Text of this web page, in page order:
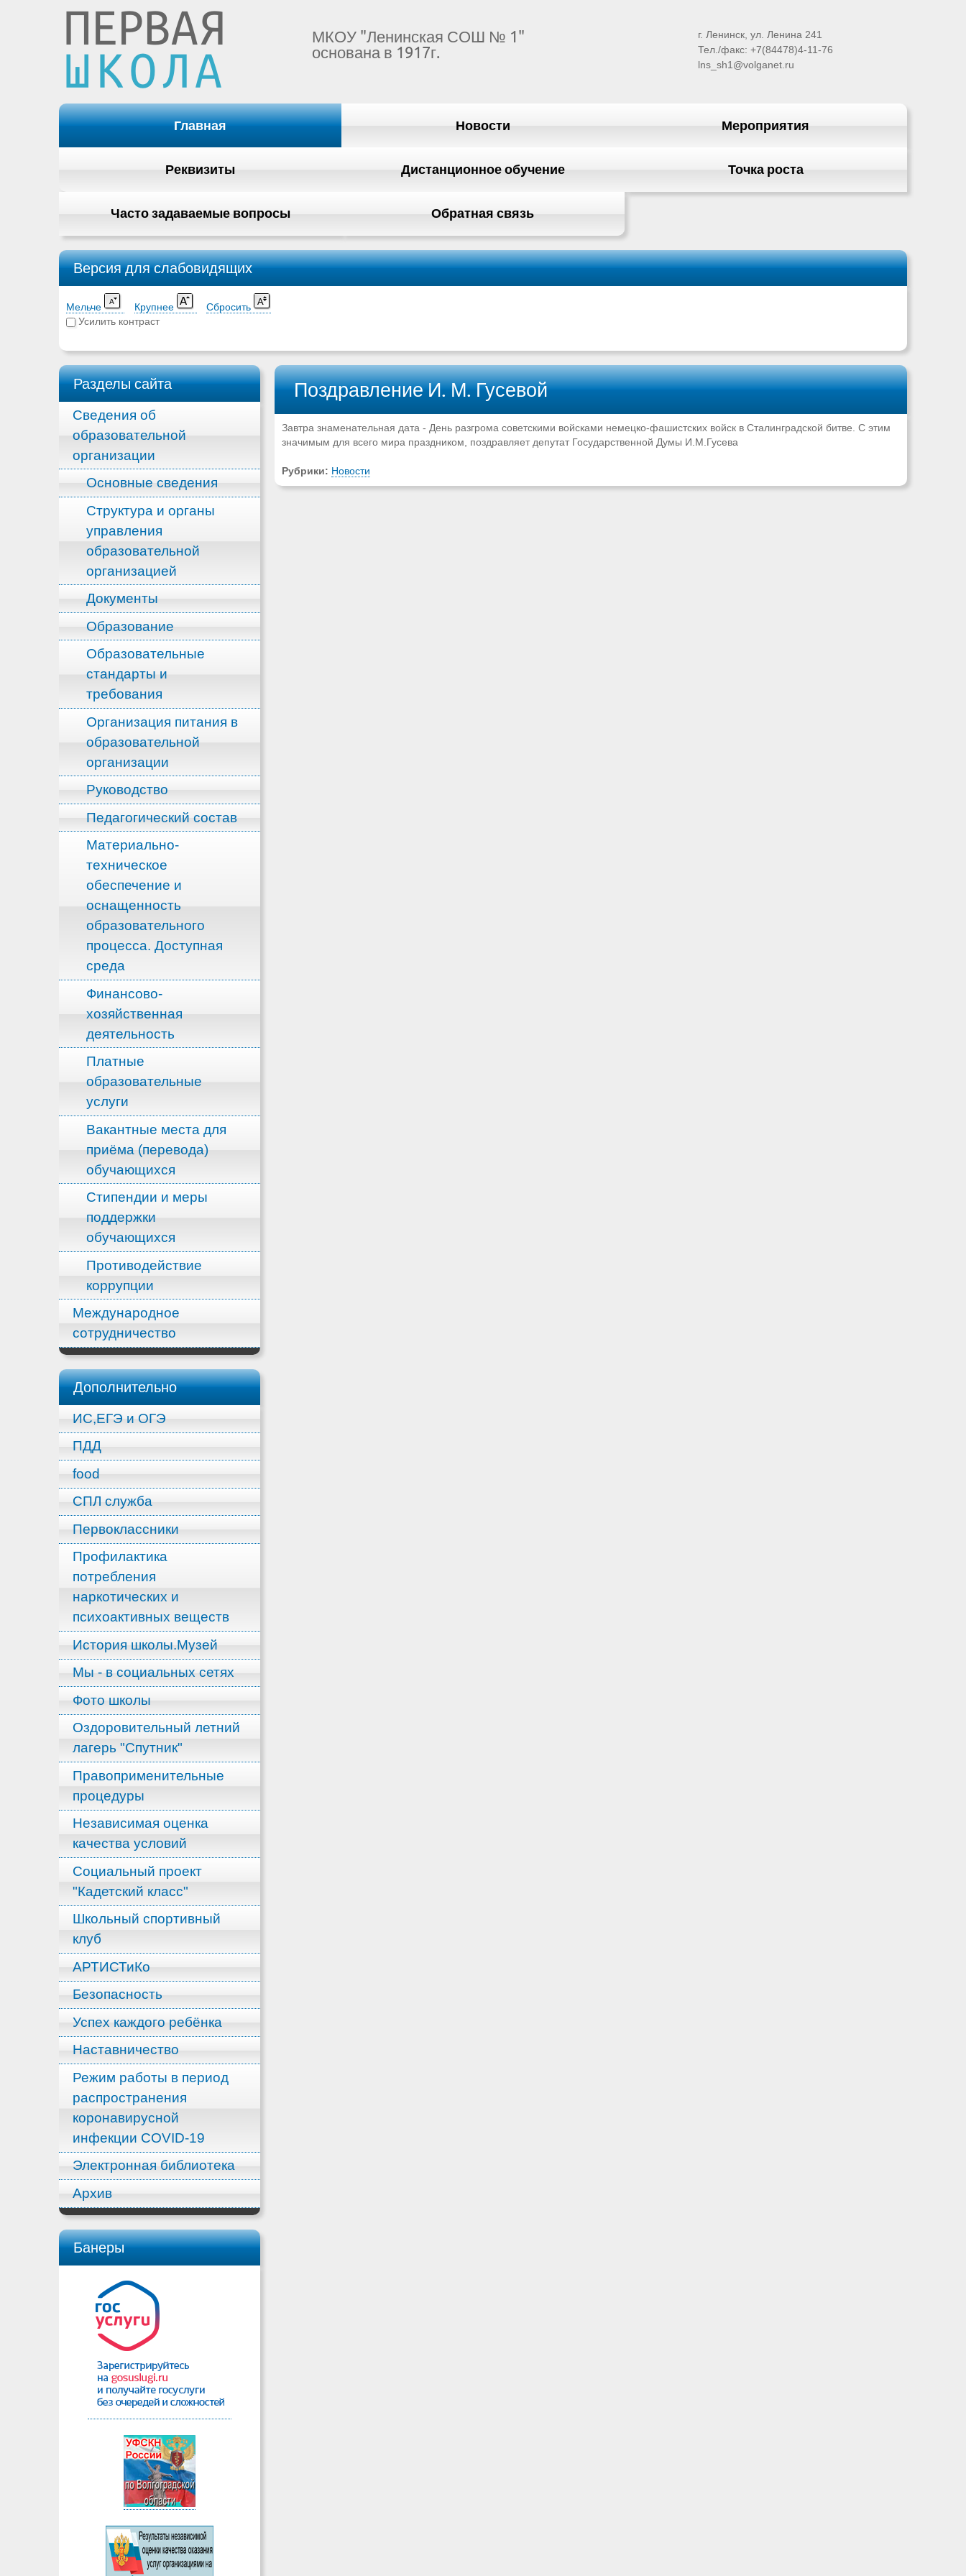
МКОУ "Ленинская СОШ № 1"
основана в 1917г.
г. Ленинск, ул. Ленина 241
Тел./факс: +7(84478)4-11-76
lns_sh1@volganet.ru
Главная Новости Мероприятия
Реквизиты Дистанционное обучение Точка роста
Часто задаваемые вопросы Обратная связь
Версия для слабовидящих
Мельче Крупнее
Сбросить
Усилить контраст
Разделы сайта
Сведения об
образовательной
организации
Основные сведения
Структура и органы
управления
образовательной
организацией
Документы
Образование
Образовательные
стандарты и
требования
Организация питания в
образовательной
организации
Руководство
Педагогический состав
Материально-
техническое
обеспечение и
оснащенность
образовательного
процесса. Доступная
среда
Финансово-
хозяйственная
деятельность
Платные
образовательные
услуги
Вакантные места для
приёма (перевода)
обучающихся
Стипендии и меры
поддержки
обучающихся
Противодействие
коррупции
Международное
сотрудничество
Дополнительно
ИС,ЕГЭ и ОГЭ
ПДД
food
СПЛ служба
Первоклассники
Профилактика
потребления
наркотических и
психоактивных веществ
История школы.Музей
Мы - в социальных сетях
Фото школы
Оздоровительный летний
лагерь "Спутник"
Правоприменительные
процедуры
Независимая оценка
качества условий
Социальный проект
"Кадетский класс"
Школьный спортивный
клуб
АРТИСТиКо
Безопасность
Успех каждого ребёнка
Наставничество
Режим работы в период
распространения
коронавирусной
инфекции COVID-19
Электронная библиотека
Архив
Банеры
Поздравление И. М. Гусевой
Завтра знаменательная дата - День разгрома советскими войсками немецко-фашистских войск в Сталинградской битве. С этим
значимым для всего мира праздником, поздравляет депутат Государственной Думы И.М.Гусева
Рубрики: Новости